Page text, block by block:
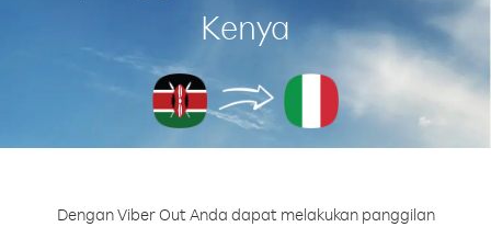
Kenya
Dengan Viber Out Anda dapat melakukan panggilan